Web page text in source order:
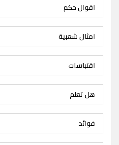
اقوال حكم
امثال شعبية
اقتباسات
هل تعلم
فوائد